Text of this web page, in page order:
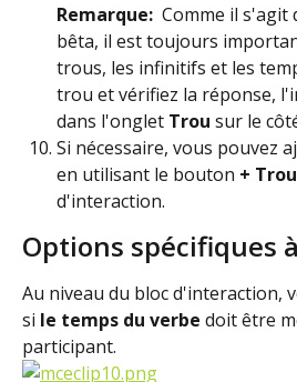
Remarque: Comme il
bêta, il est toujours
trous, les infinitifs et les
trou et vérifiez la réponse,
dans l'onglet Trou sur le
Si nécessaire, vous pouvez
en utilisant le bouton + Trou
d'interaction.
Options spécifiques
Au niveau du bloc d'interaction,
si le temps du verbe doit être
participant.